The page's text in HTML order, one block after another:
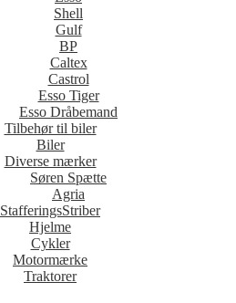
Shell
Gulf
BP
Caltex
Castrol
Esso Tiger
Esso Dråbemand
Tilbehør til biler
Biler
Diverse mærker
Søren Spætte
Agria
StafferingsStriber
Hjelme
Cykler
Motormærke
Traktorer